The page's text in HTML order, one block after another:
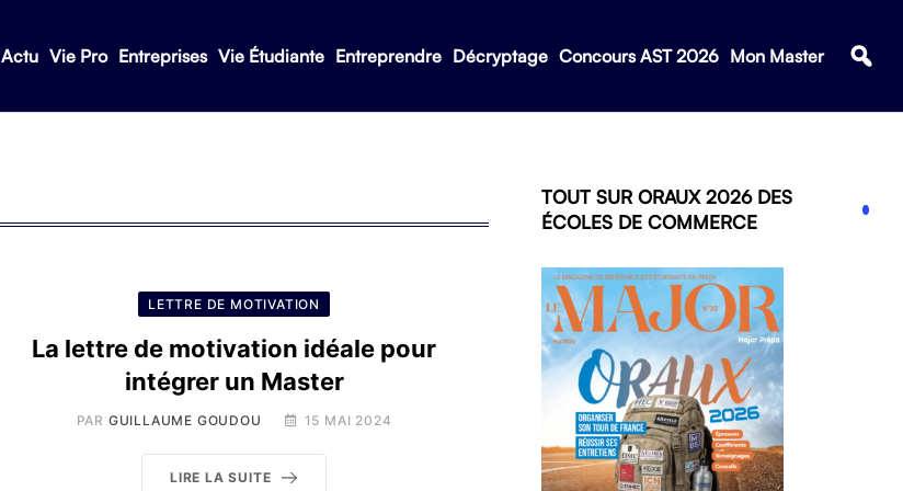
Actu Vie Pro Entreprises Vie Étudiante Entreprendre Décryptage Concours AST 2026 Mon Master
LETTRE DE MOTIVATION
La lettre de motivation idéale pour
intégrer un Master
PAR GUILLAUME GOUDOU 15 MAI 2024
LIRE LA SUITE
TOUT SUR ORAUX 2026 DES
ÉCOLES DE COMMERCE